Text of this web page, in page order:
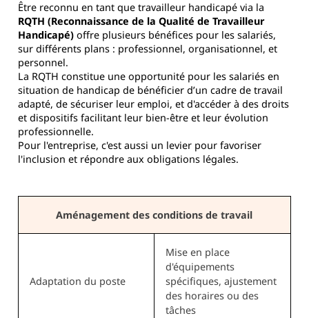
Être reconnu en tant que travailleur handicapé via la
RQTH (Reconnaissance de la Qualité de Travailleur
Handicapé)offre plusieurs bénéfices pour les salariés,
sur différents plans : professionnel, organisationnel, et
personnel.
La RQTH constitue une opportunité pour les salariés en
situation de handicap de bénéficier d’un cadre de travail
adapté, de sécuriser leur emploi, et d'accéder à des droits
et dispositifs facilitant leur bien-être et leur évolution
professionnelle.
Pour l'entreprise, c'est aussi un levier pour favoriser
l'inclusion et répondre aux obligations légales.
Aménagement des conditions de travail
Adaptation du poste
Mise en place
d'équipements
spécifiques, ajustement
des horaires ou des
tâches